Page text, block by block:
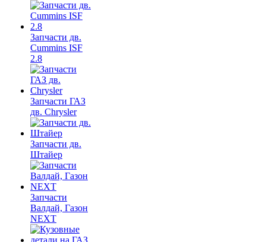
Запчасти дв.
Cummins ISF
2.8
Запчасти ГАЗ
дв. Chrysler
Запчасти дв.
Штайер
Запчасти
Валдай, Газон
NEXT